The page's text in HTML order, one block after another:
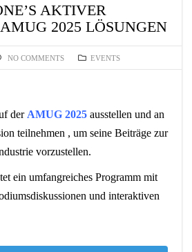
AKTIVER
2025 LÖSUNGEN
NO COMMENTS EVENTS
der AMUG 2025 ausstellen und an
teilnehmen , um seine Beiträge zur
vorzustellen.
ein umfangreiches Programm mit
und interaktiven